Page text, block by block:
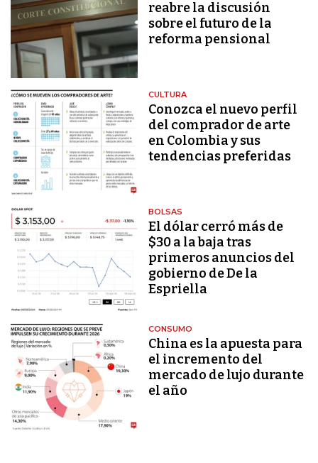
reabre la discusión
sobre el futuro de la
reforma pensional
CULTURA
Conozca el nuevo perfil
del comprador de arte
en Colombia y sus
tendencias preferidas
BOLSAS
El dólar cerró más de
$30 a la baja tras
primeros anuncios del
gobierno de De la
Espriella
CONSUMO
China es la apuesta para
el incremento del
mercado de lujo durante
el año